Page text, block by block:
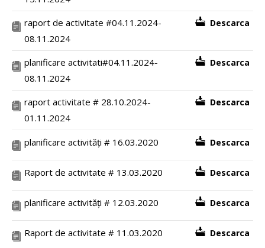
raport de activitate #04.11.2024-
08.11.2024
Descarca
planificare activitati#04.11.2024-
08.11.2024
Descarca
raport activitate # 28.10.2024-
01.11.2024
Descarca
planificare activități # 16.03.2020 Descarca
Raport de activitate # 13.03.2020 Descarca
planificare activități # 12.03.2020 Descarca
Raport de activitate # 11.03.2020 Descarca